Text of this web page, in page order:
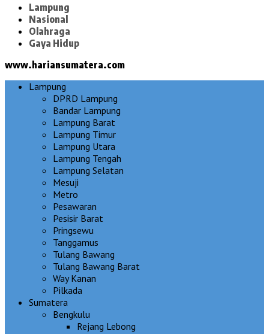
Lampung
Nasional
Olahraga
Gaya Hidup
www.hariansumatera.com
Lampung
DPRD Lampung
Bandar Lampung
Lampung Barat
Lampung Timur
Lampung Utara
Lampung Tengah
Lampung Selatan
Mesuji
Metro
Pesawaran
Pesisir Barat
Pringsewu
Tanggamus
Tulang Bawang
Tulang Bawang Barat
Way Kanan
Pilkada
Sumatera
Bengkulu
Rejang Lebong